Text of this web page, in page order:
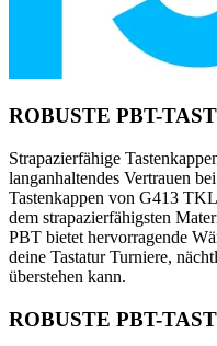
ROBUSTE PBT-
Strapazierfähige
langanhaltendes Vertrauen
Tastenkappen von G413
dem strapazierfähigsten
PBT bietet hervorragende
deine Tastatur Turniere,
überstehen kann.
ROBUSTE PBT-